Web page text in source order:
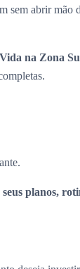
sem abrir mão
na Zona
planos,